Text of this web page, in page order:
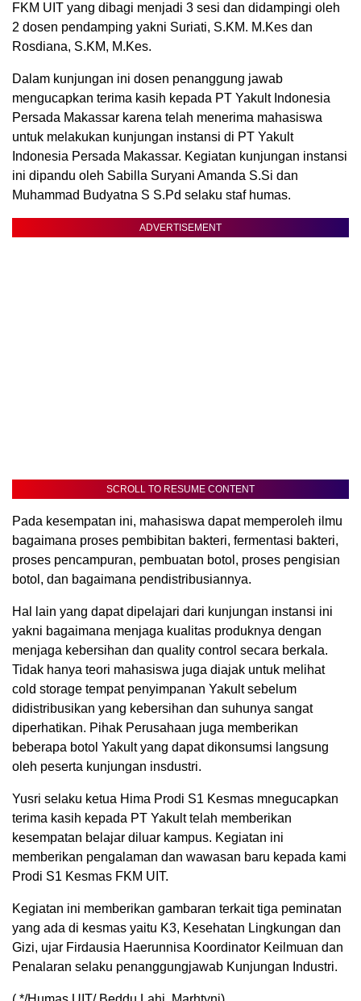
FKM UIT yang dibagi menjadi 3 sesi dan didampingi oleh
2 dosen pendamping yakni Suriati, S.KM. M.Kes dan
Rosdiana, S.KM, M.Kes.
Dalam kunjungan ini dosen penanggung jawab
mengucapkan terima kasih kepada PT Yakult Indonesia
Persada Makassar karena telah menerima mahasiswa
untuk melakukan kunjungan instansi di PT Yakult
Indonesia Persada Makassar. Kegiatan kunjungan instansi
ini dipandu oleh Sabilla Suryani Amanda S.Si dan
Muhammad Budyatna S S.Pd selaku staf humas.
ADVERTISEMENT
SCROLL TO RESUME CONTENT
Pada kesempatan ini, mahasiswa dapat memperoleh ilmu
bagaimana proses pembibitan bakteri, fermentasi bakteri,
proses pencampuran, pembuatan botol, proses pengisian
botol, dan bagaimana pendistribusiannya.
Hal lain yang dapat dipelajari dari kunjungan instansi ini
yakni bagaimana menjaga kualitas produknya dengan
menjaga kebersihan dan quality control secara berkala.
Tidak hanya teori mahasiswa juga diajak untuk melihat
cold storage tempat penyimpanan Yakult sebelum
didistribusikan yang kebersihan dan suhunya sangat
diperhatikan. Pihak Perusahaan juga memberikan
beberapa botol Yakult yang dapat dikonsumsi langsung
oleh peserta kunjungan insdustri.
Yusri selaku ketua Hima Prodi S1 Kesmas mnegucapkan
terima kasih kepada PT Yakult telah memberikan
kesempatan belajar diluar kampus. Kegiatan ini
memberikan pengalaman dan wawasan baru kepada kami
Prodi S1 Kesmas FKM UIT.
Kegiatan ini memberikan gambaran terkait tiga peminatan
yang ada di kesmas yaitu K3, Kesehatan Lingkungan dan
Gizi, ujar Firdausia Haerunnisa Koordinator Keilmuan dan
Penalaran selaku penanggungjawab Kunjungan Industri.